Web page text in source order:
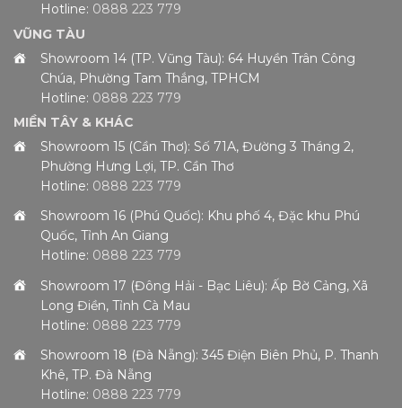
Hotline: 0888 223 779
VŨNG TÀU
Showroom 14 (TP. Vũng Tàu): 64 Huyền Trân Công
Chúa, Phường Tam Thắng, TPHCM
Hotline: 0888 223 779
MIỀN TÂY & KHÁC
Showroom 15 (Cần Thơ): Số 71A, Đường 3 Tháng 2,
Phường Hưng Lợi, TP. Cần Thơ
Hotline: 0888 223 779
Showroom 16 (Phú Quốc): Khu phố 4, Đặc khu Phú
Quốc, Tỉnh An Giang
Hotline: 0888 223 779
Showroom 17 (Đông Hải - Bạc Liêu): Ấp Bờ Cảng, Xã
Long Điền, Tỉnh Cà Mau
Hotline: 0888 223 779
Showroom 18 (Đà Nẵng): 345 Điện Biên Phủ, P. Thanh
Khê, TP. Đà Nẵng
Hotline: 0888 223 779